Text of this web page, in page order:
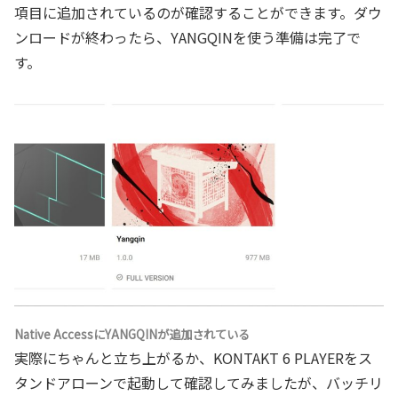
項目に追加されているのが確認することができます。ダウ
ンロードが終わったら、YANGQINを使う準備は完了で
す。
Native AccessにYANGQINが追加されている
実際にちゃんと立ち上がるか、KONTAKT 6 PLAYERをス
タンドアローンで起動して確認してみましたが、バッチリ